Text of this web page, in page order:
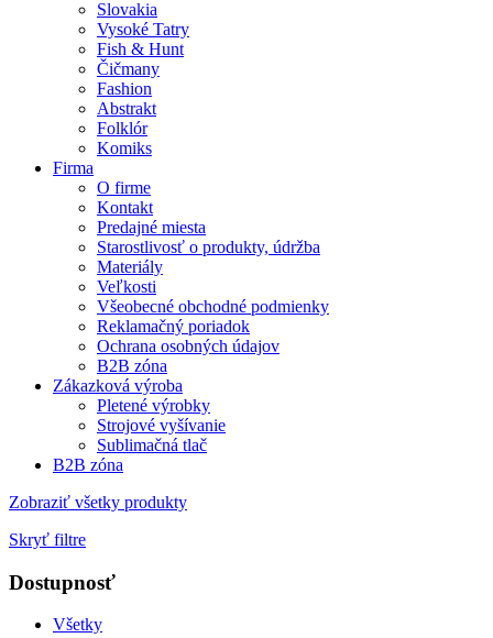
Slovakia
Vysoké Tatry
Fish & Hunt
Čičmany
Fashion
Abstrakt
Folklór
Komiks
Firma
O firme
Kontakt
Predajné miesta
Starostlivosť o produkty, údržba
Materiály
Veľkosti
Všeobecné obchodné podmienky
Reklamačný poriadok
Ochrana osobných údajov
B2B zóna
Zákazková výroba
Pletené výrobky
Strojové vyšívanie
Sublimačná tlač
B2B zóna
Zobraziť všetky produkty
Skryť filtre
Dostupnosť
Všetky